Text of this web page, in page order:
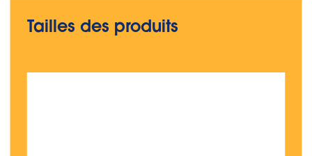
Tailles des produits